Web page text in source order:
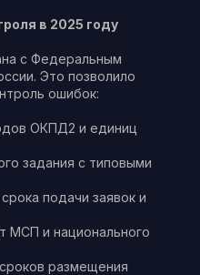
в 2025 году
с Федеральным
Это позволило
ошибок:
ОКПД2 и единиц
задания с типовыми
подачи заявок и
МСП и национального
размещения